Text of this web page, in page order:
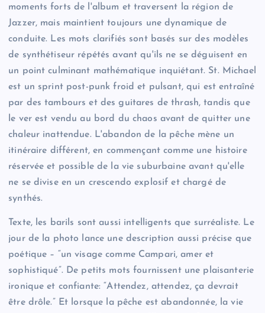
moments forts de l'album et traversent la région de
Jazzer, mais maintient toujours une dynamique de
conduite. Les mots clarifiés sont basés sur des modèles
de synthétiseur répétés avant qu'ils ne se déguisent en
un point culminant mathématique inquiétant. St. Michael
est un sprint post-punk froid et pulsant, qui est entraîné
par des tambours et des guitares de thrash, tandis que
le ver est vendu au bord du chaos avant de quitter une
chaleur inattendue. L'abandon de la pêche mène un
itinéraire différent, en commençant comme une histoire
réservée et possible de la vie suburbaine avant qu'elle
ne se divise en un crescendo explosif et chargé de
synthés.
Texte, les barils sont aussi intelligents que surréaliste. Le
jour de la photo lance une description aussi précise que
poétique – “un visage comme Campari, amer et
sophistiqué”. De petits mots fournissent une plaisanterie
ironique et confiante: “Attendez, attendez, ça devrait
être drôle.” Et lorsque la pêche est abandonnée, la vie